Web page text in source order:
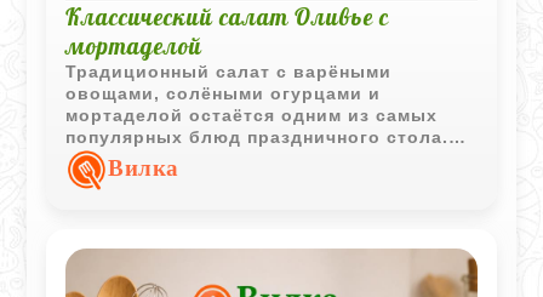
Классический салат Оливье с
мортаделой
Традиционный салат с варёными
овощами, солёными огурцами и
мортаделой остаётся одним из самых
популярных блюд праздничного стола.
Простое сочетание ингредиентов создаёт
знакомый и насыщенный вкус.
Вилка